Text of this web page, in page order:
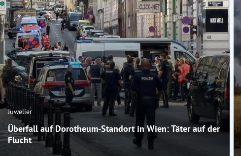
Juwelier
Überfall auf Dorotheum-Standort in Wien: Täter auf der
Flucht